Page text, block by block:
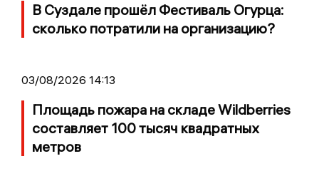
В Суздале прошёл Фестиваль Огурца:
сколько потратили на организацию?
03/08/2026 14:13
Площадь пожара на складе Wildberries
составляет 100 тысяч квадратных
метров